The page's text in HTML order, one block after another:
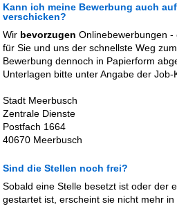
Kann ich meine Bewerbung auch
verschicken?
Wir bevorzugenOnlinebewerbungen
für Sie und uns der schnellste Weg
Bewerbung dennoch in Papierform
Unterlagen bitte unter Angabe der Job-
Stadt Meerbusch
Zentrale Dienste
Postfach 1664
40670 Meerbusch
Sind die Stellen noch frei?
Sobald eine Stelle besetzt ist oder der
gestartet ist, erscheint sie nicht mehr in